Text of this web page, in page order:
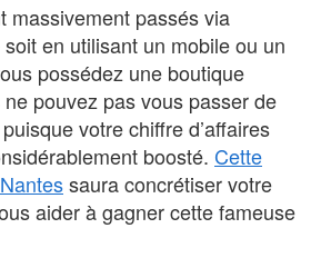
massivement passés via
en utilisant un mobile ou un
possédez une boutique
pouvez pas vous passer de
votre chiffre d’affaires
boosté. Cette
saura concrétiser votre
aider à gagner cette fameuse